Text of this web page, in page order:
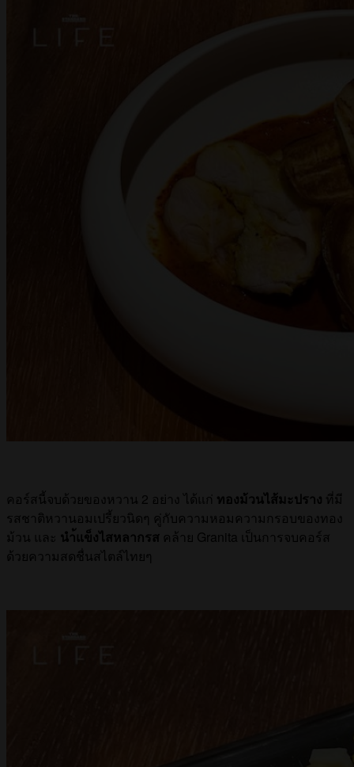
คอร์สนี้จบด้วยของหวาน 2 อย่าง ได้แก่ ทองม้วนไส้มะปราง ที่มี
รสชาติหวานอมเปรี้ยวนิดๆ คู่กับความหอมความกรอบของทอง
ม้วน และ นำ้แข็งไสหลากรส คล้าย Granita เป็นการจบคอร์ส
ด้วยความสดชื่นสไตล์ไทยๆ